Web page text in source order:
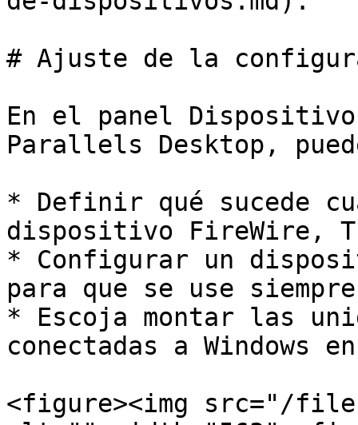
# Ajuste de la
En el panel
Parallels Desktop,
* Definir qué sucede
dispositivo FireWire,
* Configurar un
para que se use siempre
* Escoja montar las
conectadas a Windows
<figure><img src="/files/